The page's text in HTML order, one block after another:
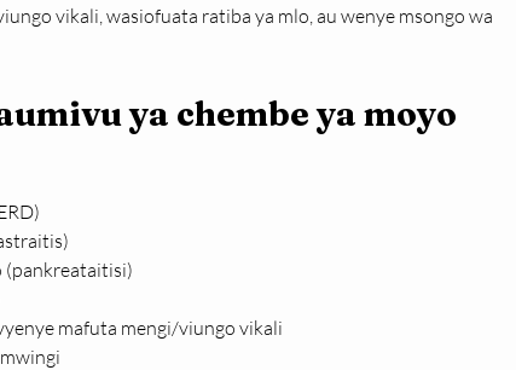
vikali, wasiofuata ratiba ya mlo, au wenye msongo wa
ya chembe ya moyo
(pankreataitisi)
mafuta mengi/viungo vikali